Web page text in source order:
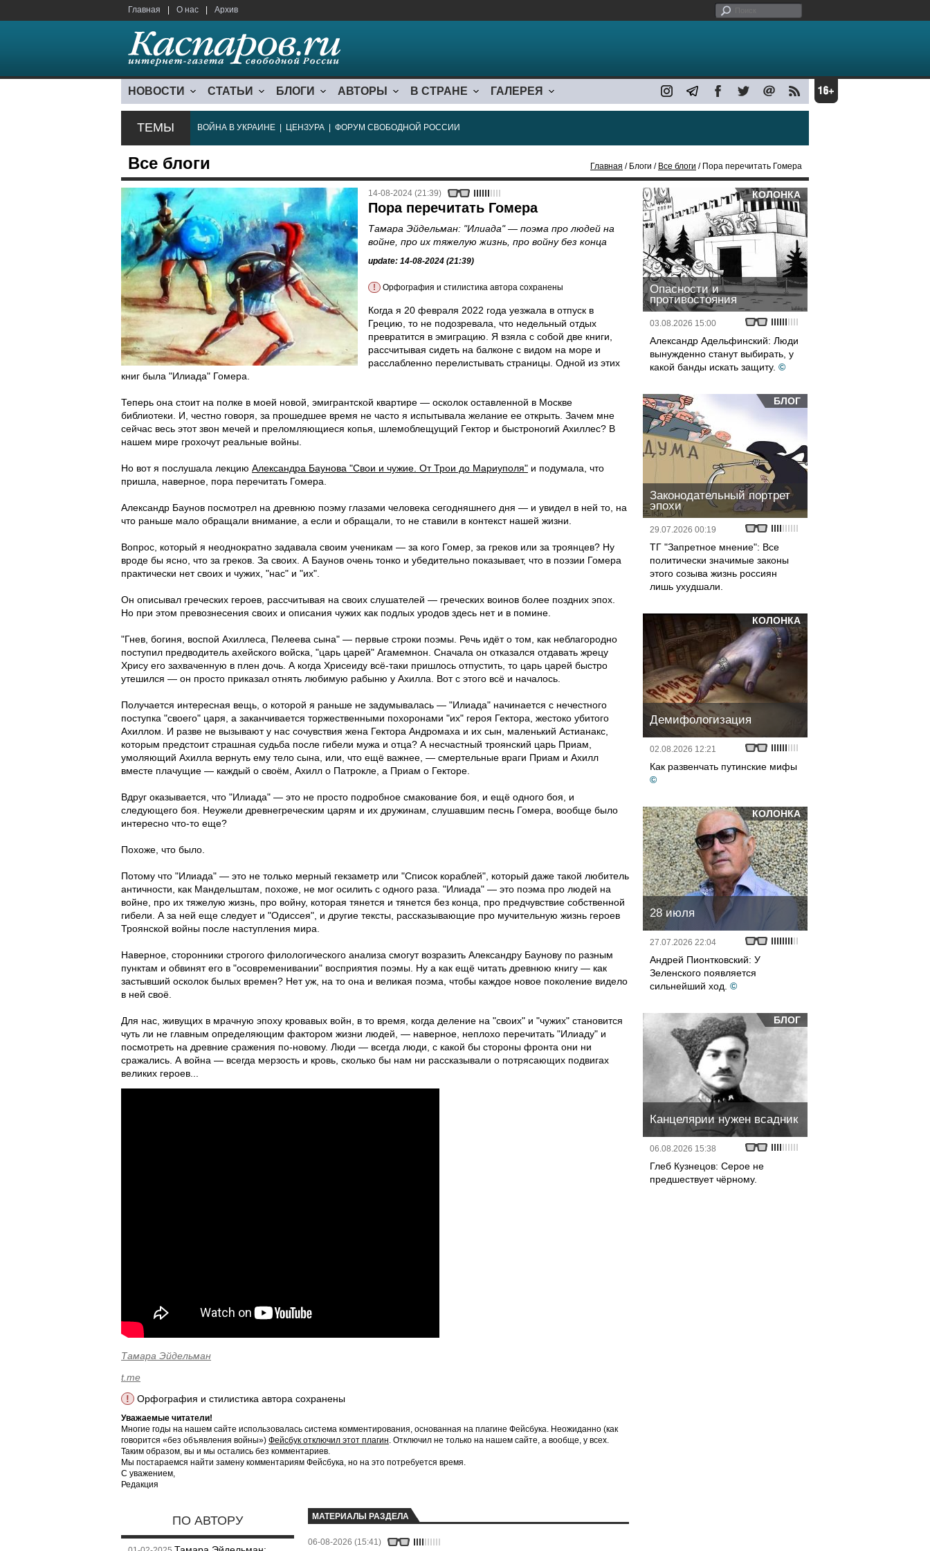
Главная О нас Архив
НОВОСТИ СТАТЬИ БЛОГИ АВТОРЫ В СТРАНЕ ГАЛЕРЕЯ
ТЕМЫ ВОЙНА В УКРАИНЕ ЦЕНЗУРА ФОРУМ СВОБОДНОЙ РОССИИ
Все блоги Главная / Блоги / Все блоги / Пора перечитать Гомера
14-08-2024 (21:39)
Пора перечитать Гомера
Тамара Эйдельман: "Илиада" — поэма про людей на
войне, про их тяжелую жизнь, про войну без конца
update: 14-08-2024 (21:39)
! Орфография и стилистика автора сохранены
Когда я 20 февраля 2022 года уезжала в отпуск в
Грецию, то не подозревала, что недельный отдых
превратится в эмиграцию. Я взяла с собой две книги,
рассчитывая сидеть на балконе с видом на море и
расслабленно перелистывать страницы. Одной из этих
книг была "Илиада" Гомера.
Теперь она стоит на полке в моей новой, эмигрантской квартире — осколок оставленной в Москве
библиотеки. И, честно говоря, за прошедшее время не часто я испытывала желание ее открыть. Зачем мне
сейчас весь этот звон мечей и преломляющиеся копья, шлемоблещущий Гектор и быстроногий Ахиллес? В
нашем мире грохочут реальные войны.
Но вот я послушала лекцию Александра Баунова "Свои и чужие. От Трои до Мариуполя" и подумала, что
пришла, наверное, пора перечитать Гомера.
Александр Баунов посмотрел на древнюю поэму глазами человека сегодняшнего дня — и увидел в ней то, на
что раньше мало обращали внимание, а если и обращали, то не ставили в контекст нашей жизни.
Вопрос, который я неоднократно задавала своим ученикам — за кого Гомер, за греков или за троянцев? Ну
вроде бы ясно, что за греков. За своих. А Баунов очень тонко и убедительно показывает, что в поэзии Гомера
практически нет своих и чужих, "нас" и "их".
Он описывал греческих героев, рассчитывая на своих слушателей — греческих воинов более поздних эпох.
Но при этом превознесения своих и описания чужих как подлых уродов здесь нет и в помине.
"Гнев, богиня, воспой Ахиллеса, Пелеева сына" — первые строки поэмы. Речь идёт о том, как неблагородно
поступил предводитель ахейского войска, "царь царей" Агамемнон. Сначала он отказался отдавать жрецу
Хрису его захваченную в плен дочь. А когда Хрисеиду всё-таки пришлось отпустить, то царь царей быстро
утешился — он просто приказал отнять любимую рабыню у Ахилла. Вот с этого всё и началось.
Получается интересная вещь, о которой я раньше не задумывалась — "Илиада" начинается с нечестного
поступка "своего" царя, а заканчивается торжественными похоронами "их" героя Гектора, жестоко убитого
Ахиллом. И разве не вызывают у нас сочувствия жена Гектора Андромаха и их сын, маленький Астианакс,
которым предстоит страшная судьба после гибели мужа и отца? А несчастный троянский царь Приам,
умоляющий Ахилла вернуть ему тело сына, или, что ещё важнее, — смертельные враги Приам и Ахилл
вместе плачущие — каждый о своём, Ахилл о Патрокле, а Приам о Гекторе.
Вдруг оказывается, что "Илиада" — это не просто подробное смакование боя, и ещё одного боя, и
следующего боя. Неужели древнегреческим царям и их дружинам, слушавшим песнь Гомера, вообще было
интересно что-то еще?
Похоже, что было.
Потому что "Илиада" — это не только мерный гекзаметр или "Список кораблей", который даже такой любитель
античности, как Мандельштам, похоже, не мог осилить с одного раза. "Илиада" — это поэма про людей на
войне, про их тяжелую жизнь, про войну, которая тянется и тянется без конца, про предчувствие собственной
гибели. А за ней еще следует и "Одиссея", и другие тексты, рассказывающие про мучительную жизнь героев
Троянской войны после наступления мира.
Наверное, сторонники строгого филологического анализа смогут возразить Александру Баунову по разным
пунктам и обвинят его в "осовременивании" восприятия поэмы. Ну а как ещё читать древнюю книгу — как
застывший осколок былых времен? Нет уж, на то она и великая поэма, чтобы каждое новое поколение видело
в ней своё.
Для нас, живущих в мрачную эпоху кровавых войн, в то время, когда деление на "своих" и "чужих" становится
чуть ли не главным определяющим фактором жизни людей, — наверное, неплохо перечитать "Илиаду" и
посмотреть на древние сражения по-новому. Люди — всегда люди, с какой бы стороны фронта они ни
сражались. А война — всегда мерзость и кровь, сколько бы нам ни рассказывали о потрясающих подвигах
великих героев...
Тамара Эйдельман
t.me
!
Орфография и стилистика автора сохранены
Уважаемые читатели!
Многие годы на нашем сайте использовалась система комментирования, основанная на плагине Фейсбука. Неожиданно (как
говорится «без объявления войны») Фейсбук отключил этот плагин. Отключил не только на нашем сайте, а вообще, у всех.
Таким образом, вы и мы остались без комментариев.
Мы постараемся найти замену комментариям Фейсбука, но на это потребуется время.
С уважением,
Редакция
ПО АВТОРУ МАТЕРИАЛЫ РАЗДЕЛА
06-08-2026 (15:41)
КОЛОНКА
Опасности и
противостояния
03.08.2026 15:00
Александр Адельфинский: Люди
вынужденно станут выбирать, у
какой банды искать защиту. ©
БЛОГ
Законодательный портрет
эпохи
29.07.2026 00:19
ТГ "Запретное мнение": Все
политически значимые законы
этого созыва жизнь россиян
лишь ухудшали.
КОЛОНКА
Демифологизация
02.08.2026 12:21
Как развенчать путинские мифы
©
КОЛОНКА
28 июля
27.07.2026 22:04
Андрей Пионтковский: У
Зеленского появляется
сильнейший ход. ©
БЛОГ
Канцелярии нужен всадник
06.08.2026 15:38
Глеб Кузнецов: Серое не
предшествует чёрному.